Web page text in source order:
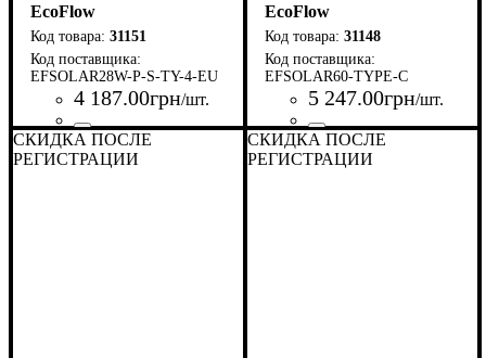
EcoFlow
31151
EFSOLAR28W-P-S-TY-4-EU
4 187.00грн/шт.
Страна-производитель
США
Серия: Solar Panel
EcoFlow
31148
EFSOLAR60-TYPE-C
5 247.00грн/шт.
Страна-производитель
США
Серия: Solar Panel
СКИДКА ПОСЛЕ
РЕГИСТРАЦИИ
СКИДКА ПОСЛЕ
РЕГИСТРАЦИИ